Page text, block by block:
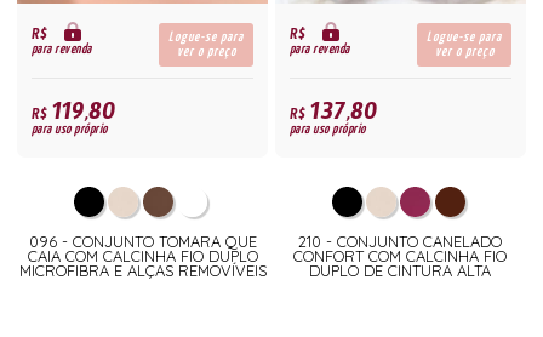
R$
para revenda
Logue-se para
ver o preço
R$119,80
para uso próprio
096 - CONJUNTO TOMARA QUE
CAIA COM CALCINHA FIO DUPLO
MICROFIBRA E ALÇAS REMOVÍVEIS
R$
para revenda
Logue-se para
ver o preço
R$137,80
para uso próprio
210 - CONJUNTO CANELADO
CONFORT COM CALCINHA FIO
DUPLO DE CINTURA ALTA